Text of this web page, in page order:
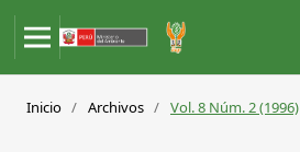
Inicio / Archivos / Vol. 8 Núm. 2 (1996)